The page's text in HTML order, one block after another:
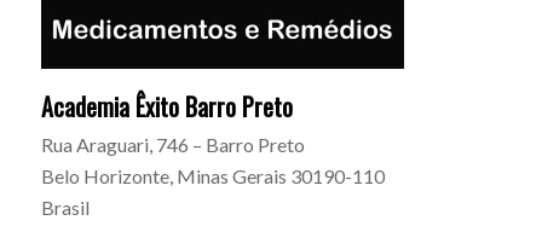
Academia Êxito Barro Preto
Rua Araguari, 746 – Barro Preto
Belo Horizonte, Minas Gerais 30190-110
Brasil